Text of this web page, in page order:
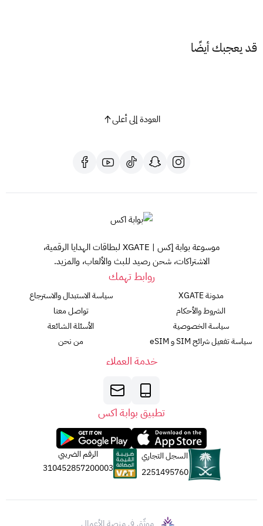
لا تشارك رمز البطاقة مع أي شخص آخر.
مع بطاقة بلايستيشن، افتح بابًا جديدًا لمغامرات لا حصر لها على عالم
قد يعجبك أيضًا
العودة إلى أعلى
موسوعة بوابة إكس | XGATE لبطاقات الهدايا الرقمية،
الاشتراكات، شحن رصيد للبث والألعاب، والمزيد.
روابط تهمك
مدونة XGATE
الشروط والأحكام
سياسة الخصوصية
سياسة تفعيل شرائح SIM و eSIM
سياسة الاستبدال والاسترجاع
تواصل معنا
الأسئلة الشائعة
من نحن
خدمة العملاء
تطبيق بوابة اكس
السجل التجاري
2251495760
الرقم الضريبي
310452857200003